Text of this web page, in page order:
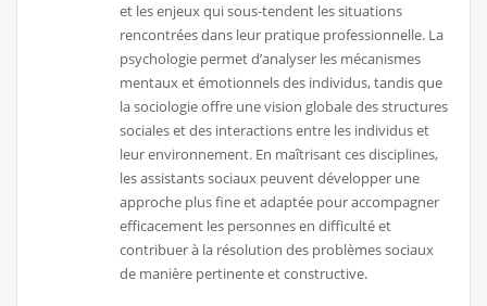
et les enjeux qui sous-tendent les situations
rencontrées dans leur pratique professionnelle. La
psychologie permet d’analyser les mécanismes
mentaux et émotionnels des individus, tandis que
la sociologie offre une vision globale des structures
sociales et des interactions entre les individus et
leur environnement. En maîtrisant ces disciplines,
les assistants sociaux peuvent développer une
approche plus fine et adaptée pour accompagner
efficacement les personnes en difficulté et
contribuer à la résolution des problèmes sociaux
de manière pertinente et constructive.